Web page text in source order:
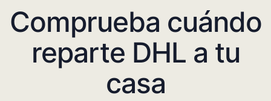
Comprueba cuándo
reparte DHL a tu
casa